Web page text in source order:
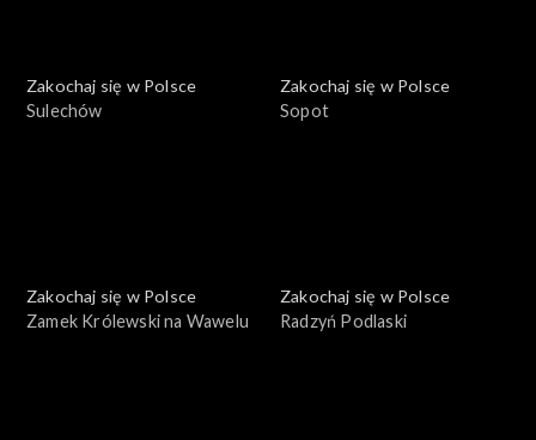
Zakochaj się w Polsce
Sulechów
Zakochaj się w Polsce
Sopot
Zakochaj się w Polsce
Zamek Królewski na Wawelu
Zakochaj się w Polsce
Radzyń Podlaski